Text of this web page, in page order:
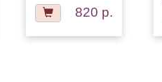
820 р.